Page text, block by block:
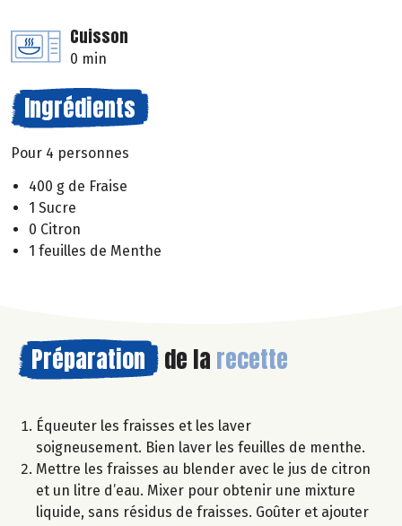
Cuisson
0 min
Ingrédients
Pour 4 personnes
400 g de Fraise
1 Sucre
0 Citron
1 feuilles de Menthe
Préparation de la recette
Équeuter les fraisses et les laver
soigneusement. Bien laver les feuilles de menthe.
Mettre les fraisses au blender avec le jus de citron
et un litre d’eau. Mixer pour obtenir une mixture
liquide, sans résidus de fraisses. Goûter et ajouter